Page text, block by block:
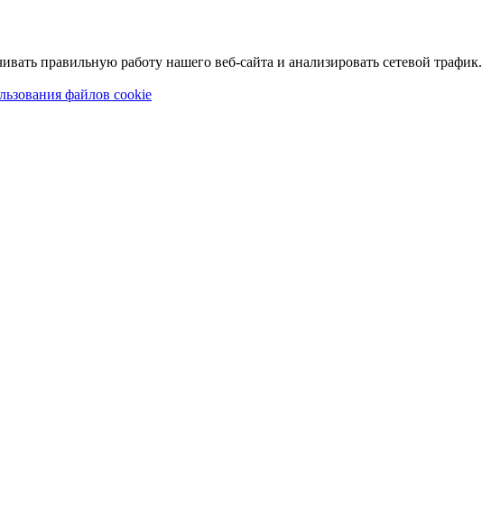
правильную работу нашего веб-сайта и анализировать сетевой трафик.
файлов cookie